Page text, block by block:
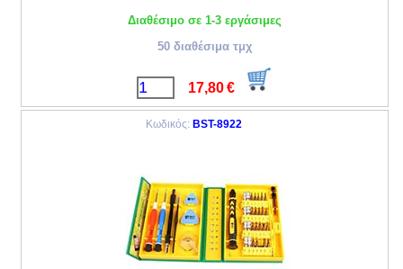
Διαθέσιμο σε 1-3 εργάσιμες
50 διαθέσιμα τμχ
17,80€
Κωδικός: BST-8922